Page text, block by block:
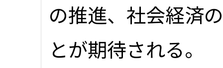
の推進、社会経済
とが期待される。